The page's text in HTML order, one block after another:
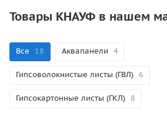
Товары КНАУФ в нашем
Все 18 Аквапанели 4
Гипсоволокнистые листы (ГВЛ) 6
Гипсокартонные листы (ГКЛ) 8